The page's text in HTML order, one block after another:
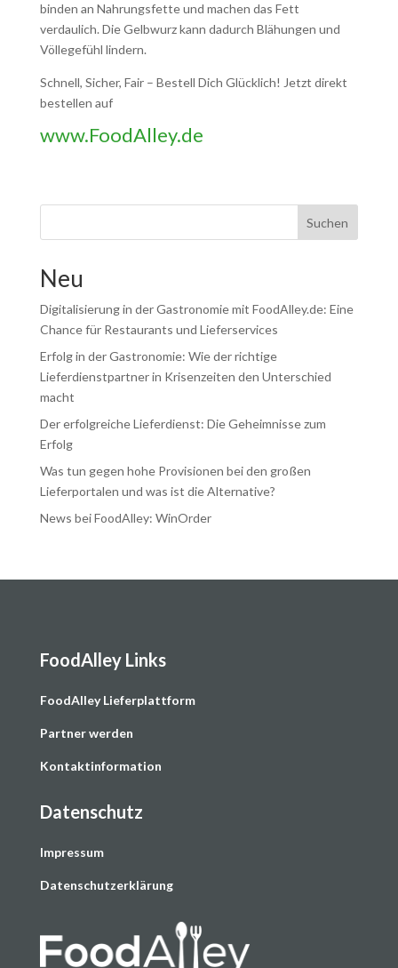
binden an Nahrungsfette und machen das Fett
verdaulich. Die Gelbwurz kann dadurch Blähungen und
Völlegefühl lindern.
Schnell, Sicher, Fair – Bestell Dich Glücklich! Jetzt direkt
bestellen auf
www.FoodAlley.de
Suchen
Neu
Digitalisierung in der Gastronomie mit FoodAlley.de: Eine
Chance für Restaurants und Lieferservices
Erfolg in der Gastronomie: Wie der richtige
Lieferdienstpartner in Krisenzeiten den Unterschied
macht
Der erfolgreiche Lieferdienst: Die Geheimnisse zum
Erfolg
Was tun gegen hohe Provisionen bei den großen
Lieferportalen und was ist die Alternative?
News bei FoodAlley: WinOrder
FoodAlley Links
FoodAlley Lieferplattform
Partner werden
Kontaktinformation
Datenschutz
Impressum
Datenschutzerklärung